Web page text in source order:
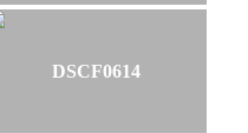
DSCF0614